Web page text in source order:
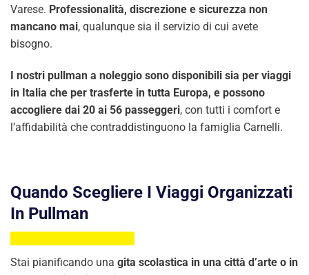
Varese. Professionalità, discrezione e sicurezza non
mancano mai, qualunque sia il servizio di cui avete
bisogno.
I nostri pullman a noleggio sono disponibili sia per viaggi
in Italia che per trasferte in tutta Europa, e possono
accogliere dai 20 ai 56 passeggeri, con tutti i comfort e
l’affidabilità che contraddistinguono la famiglia Carnelli.
Quando Scegliere I Viaggi Organizzati
In Pullman
Stai pianificando una gita scolastica in una città d’arte o in